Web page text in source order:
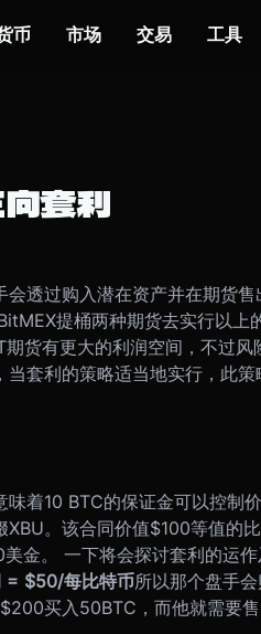
币 市场 交易 工具
套利
透过购入潜在资产并在期货售
提桶两种期货去实行以上
货有更大的利润空间，不过风
套利的策略适当地实行，此策
着10 BTC的保证金可以控制
。该合同价值$100等值的
金。 一下将会探讨套利的运
= $50/每比特币所以那个盘手
买入50BTC，而他就需要